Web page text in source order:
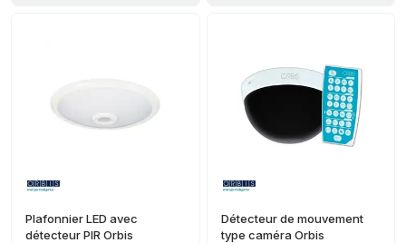
Plafonnier LED avec
détecteur PIR Orbis
Détecteur de mouvement
type caméra Orbis